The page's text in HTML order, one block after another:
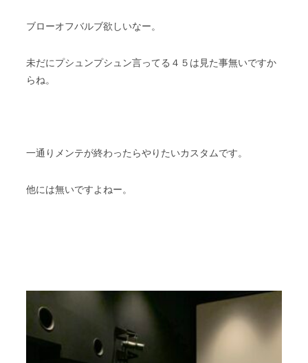
ブローオフバルブ欲しいなー。
未だにプシュンプシュン言ってる４５は見た事無いですか
らね。
一通りメンテが終わったらやりたいカスタムです。
他には無いですよねー。